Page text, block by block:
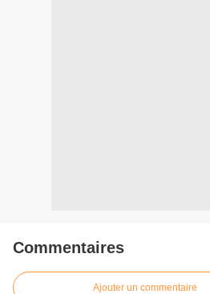
Commentaires
Ajouter un commentaire